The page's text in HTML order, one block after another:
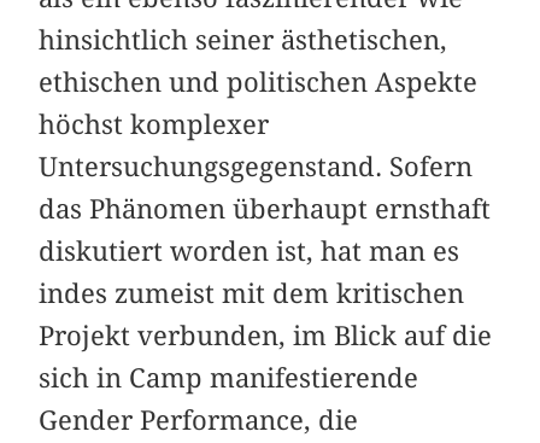
hinsichtlich seiner ästhetischen,
ethischen und politischen Aspekte
höchst komplexer
Untersuchungsgegenstand. Sofern
das Phänomen überhaupt ernsthaft
diskutiert worden ist, hat man es
indes zumeist mit dem kritischen
Projekt verbunden, im Blick auf die
sich in Camp manifestierende
Gender Performance, die